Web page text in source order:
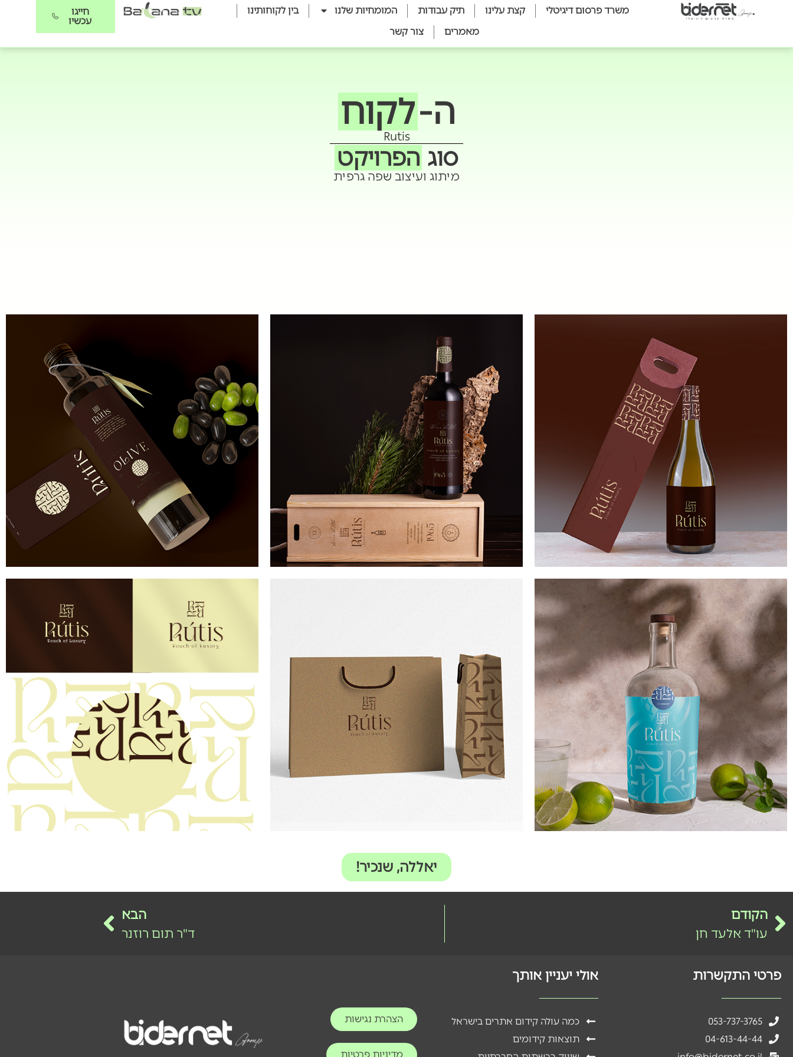
משרד פרסום דיגיטלי קצת עלינו תיק עבודות המומחיות שלנו
בין לקוחותינו
מאמרים
צור קשר
חייגו
עכשיו
ה-לקוח
Rutis
סוג הפרויקט
מיתוג ועיצוב שפה גרפית
יאללה, שנכיר!
הקודם
עו"ד אלעד חן
הבא
ד"ר תום רוזנר
פרטי התקשרות
053-737-3765
04-613-44-44
אולי יעניין אותך
כמה עולה קידום אתרים בישראל
תוצאות קידומים
הצהרת נגישות
מדיניות פרטיות